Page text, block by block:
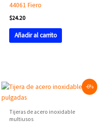
44061 Fiero
$24.20
Añadir al carrito
-6%
Tijeras de acero inoxidable
multiusos
Original
was:
Current